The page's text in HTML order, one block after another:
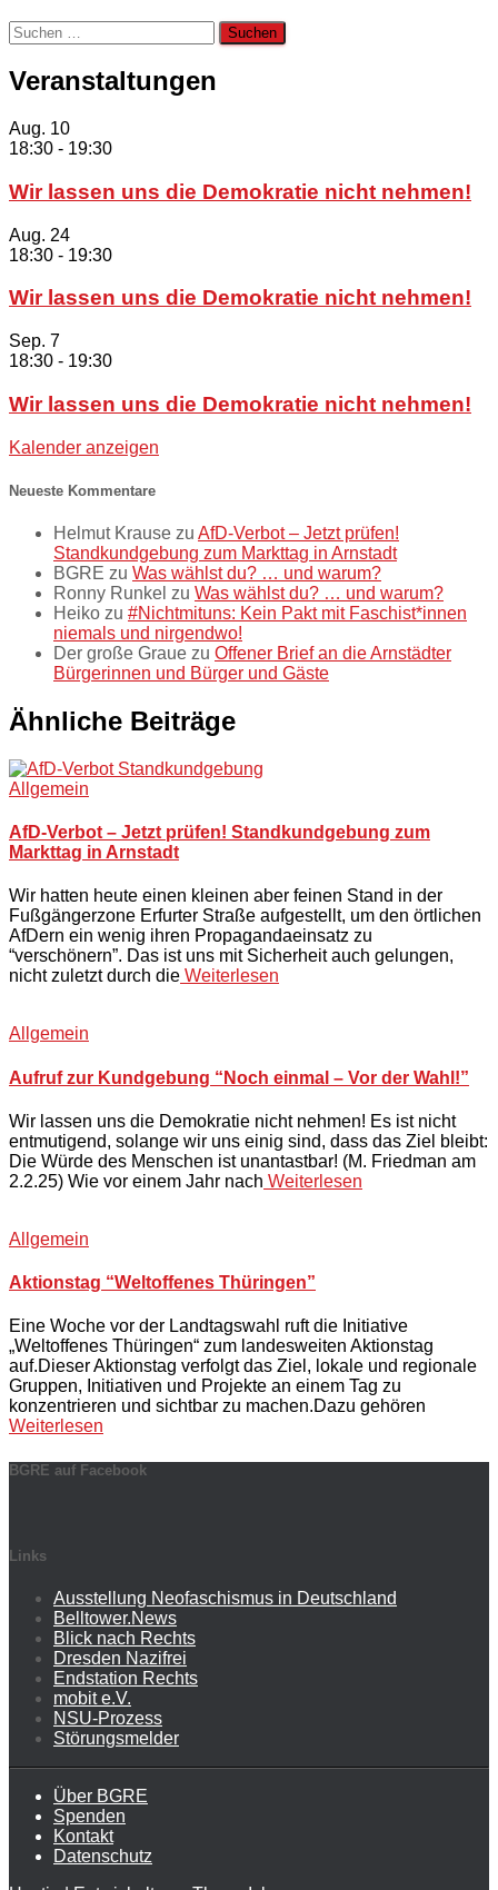
Suchen
nach:
Veranstaltungen
Aug. 10
18:30 - 19:30
Wir lassen uns die Demokratie nicht nehmen!
Aug. 24
18:30 - 19:30
Wir lassen uns die Demokratie nicht nehmen!
Sep. 7
18:30 - 19:30
Wir lassen uns die Demokratie nicht nehmen!
Kalender anzeigen
Neueste Kommentare
Helmut Krause zu AfD-Verbot – Jetzt prüfen!
Standkundgebung zum Markttag in Arnstadt
BGRE zu Was wählst du? … und warum?
Ronny Runkel zu Was wählst du? … und warum?
Heiko zu #Nichtmituns: Kein Pakt mit Faschist*innen
niemals und nirgendwo!
Der große Graue zu Offener Brief an die Arnstädter
Bürgerinnen und Bürger und Gäste
Ähnliche Beiträge
Allgemein
AfD-Verbot – Jetzt prüfen! Standkundgebung zum
Markttag in Arnstadt
Wir hatten heute einen kleinen aber feinen Stand in der
Fußgängerzone Erfurter Straße aufgestellt, um den örtlichen
AfDern ein wenig ihren Propagandaeinsatz zu
“verschönern”. Das ist uns mit Sicherheit auch gelungen,
nicht zuletzt durch die Weiterlesen
Allgemein
Aufruf zur Kundgebung “Noch einmal – Vor der Wahl!”
Wir lassen uns die Demokratie nicht nehmen! Es ist nicht
entmutigend, solange wir uns einig sind, dass das Ziel bleibt:
Die Würde des Menschen ist unantastbar! (M. Friedman am
2.2.25) Wie vor einem Jahr nach Weiterlesen
Allgemein
Aktionstag “Weltoffenes Thüringen”
Eine Woche vor der Landtagswahl ruft die Initiative
„Weltoffenes Thüringen“ zum landesweiten Aktionstag
auf.Dieser Aktionstag verfolgt das Ziel, lokale und regionale
Gruppen, Initiativen und Projekte an einem Tag zu
konzentrieren und sichtbar zu machen.Dazu gehören
Weiterlesen
BGRE auf Facebook
Links
Ausstellung Neofaschismus in Deutschland
Belltower.News
Blick nach Rechts
Dresden Nazifrei
Endstation Rechts
mobit e.V.
NSU-Prozess
Störungsmelder
Über BGRE
Spenden
Kontakt
Datenschutz